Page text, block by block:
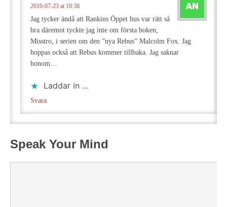
2010-07-23 at 10:38
Jag tycker ändå att Rankins Öppet hus var rätt så
bra däremot tyckte jag inte om första boken,
Misstro, i serien om den ”nya Rebus” Malcolm Fox. Jag
hoppas också att Rebus kommer tillbaka. Jag saknar
honom…
Laddar in …
Svara
Speak Your Mind